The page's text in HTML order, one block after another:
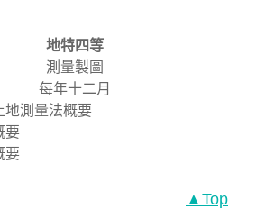
地特四等
測量製圖
每年十二月
地測量法概要
要
要
▲Top